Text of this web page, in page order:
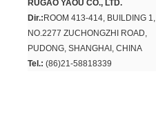
RUGAO YAOU CO., LTD.
Dir.: ROOM 413-414, BUILDING 1,
NO.2277 ZUCHONGZHI ROAD,
PUDONG, SHANGHAI, CHINA
Tel.: (86)21-58818339